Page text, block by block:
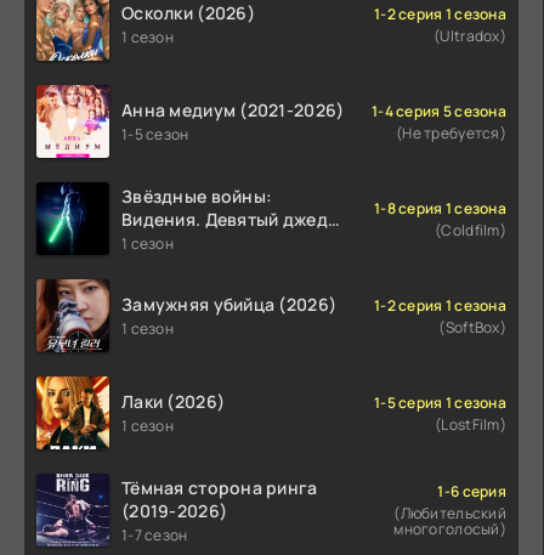
Осколки (2026)
1 сезон
1-2 серия 1 сезона
(Ultradox)
Анна медиум (2021-2026)
1-5 сезон
1-4 серия 5 сезона
(Не требуется)
Звёздные войны:
Видения. Девятый джедай
(2026)
1 сезон
1-8 серия 1 сезона
(Coldfilm)
Замужняя убийца (2026)
1 сезон
1-2 серия 1 сезона
(SoftBox)
Лаки (2026)
1 сезон
1-5 серия 1 сезона
(LostFilm)
Тёмная сторона ринга
(2019-2026)
1-7 сезон
1-6 серия
(Любительский
многоголосый)